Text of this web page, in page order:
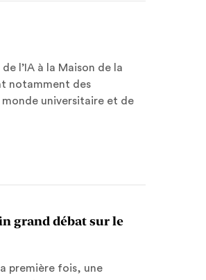
l’IA à la Maison de la
notamment des
universitaire et de
grand débat sur le
première fois, une